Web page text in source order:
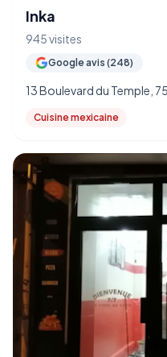
Inka
945 visites
Google avis (248)
13 Boulevard du Temple,
Cuisine mexicaine